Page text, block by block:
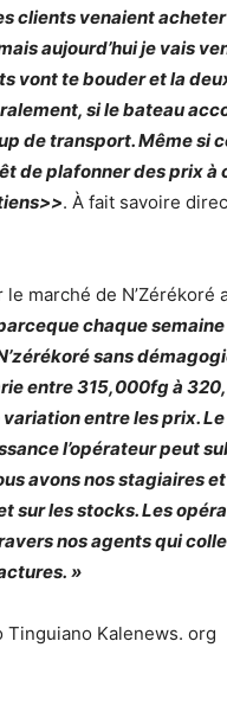
clients venaient
aujourd’hui je vais
vont te bouder et la
si le bateau
de transport. Même si
de plafonner des prix
. À fait savoire
marché de N’Zérékoré
chaque
sans
entre 315,000fg à
entre les prix.
l’opérateur peut
avons nos stagiaires
sur les stocks. Les
nos agents qui
»
Tinguiano Kalenews. org